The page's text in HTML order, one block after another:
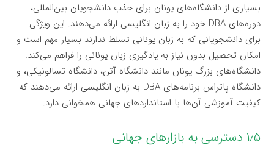
بسیاری از دانشگاه‌های یونان برای جذب دانشجویان بین‌المللی،
دوره‌های DBA خود را به زبان انگلیسی ارائه می‌دهند. این ویژگی
برای دانشجویانی که به زبان یونانی تسلط ندارند بسیار مهم است و
امکان تحصیل بدون نیاز به یادگیری زبان یونانی را فراهم می‌کند.
دانشگاه‌های بزرگ یونان مانند دانشگاه آتن، دانشگاه تسالونیکی، و
دانشگاه پاتراس برنامه‌های DBA به زبان انگلیسی ارائه می‌دهند که
کیفیت آموزشی آن‌ها با استانداردهای جهانی همخوانی دارد.
۱٫۵ دسترسی به بازارهای جهانی